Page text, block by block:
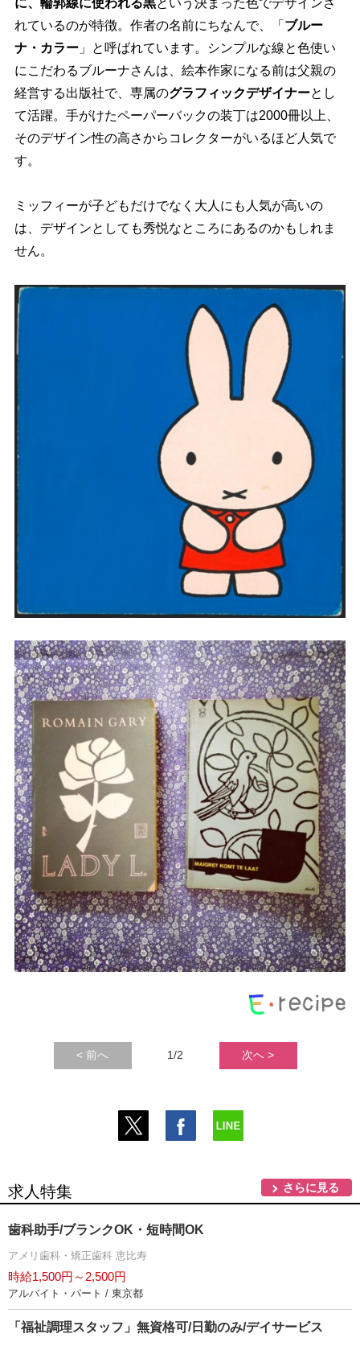
に、輪郭線に使われる黒という決まった色でデザインさ
れているのが特徴。作者の名前にちなんで、「 ブルー
ナ・カラー」と呼ばれています。シンプルな線と色使い
にこだわるブルーナさんは、絵本作家になる前は父親の
経営する出版社で、専属のグラフィックデザイナーとし
て活躍。手がけたペーパーバックの装丁は2000冊以上、
そのデザイン性の高さからコレクターがいるほど人気で
す。
ミッフィーが子どもだけでなく大人にも人気が高いの
は、デザインとしても秀悦なところにあるのかもしれま
せん。
< 前へ 1/2 次へ >
求人特集 さらに見る
歯科助手/ブランクOK・短時間OK
アメリ歯科・矯正歯科 恵比寿
時給1,500円～2,500円
アルバイト・パート / 東京都
「福祉調理スタッフ」無資格可/日勤のみ/デイサービス